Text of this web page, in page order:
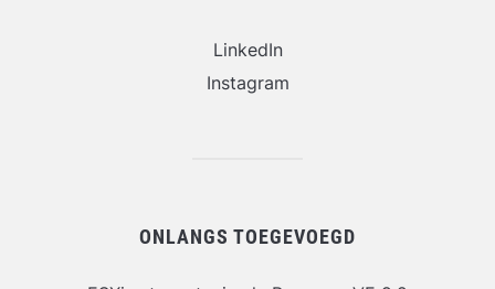
LinkedIn
Instagram
ONLANGS TOEGEVOEGD